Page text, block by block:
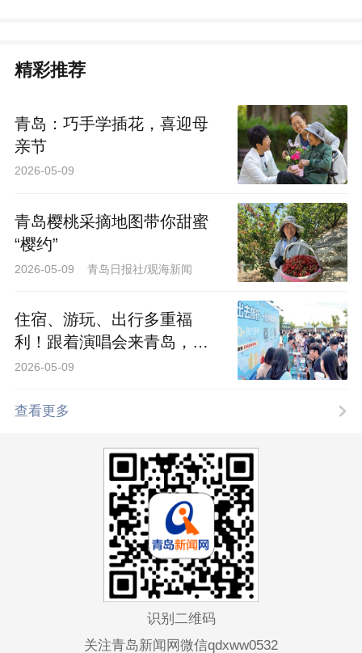
精彩推荐
青岛：巧手学插花，喜迎母
亲节
2026-05-09
青岛樱桃采摘地图带你甜蜜
“樱约”
2026-05-09 青岛日报社/观海新闻
住宿、游玩、出行多重福
利！跟着演唱会来青岛，带
着票根去旅行 2026-0
2026-05-09
查看更多
识别二维码
关注青岛新闻网微信qdxww0532